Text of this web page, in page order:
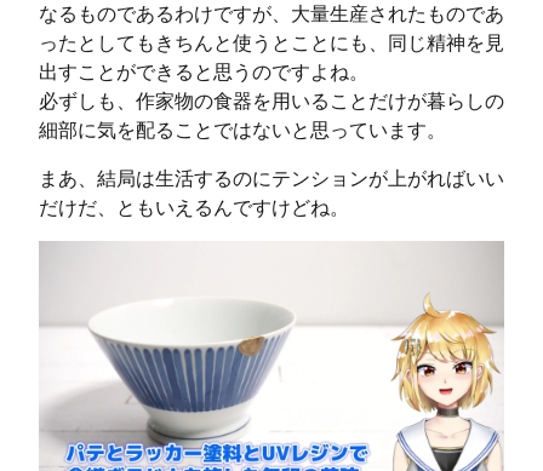
なるものであるわけですが、大量生産されたものであ
ったとしてもきちんと使うとことにも、同じ精神を見
出すことができると思うのですよね。
必ずしも、作家物の食器を用いることだけが暮らしの
細部に気を配ることではないと思っています。
まあ、結局は生活するのにテンションが上がればいい
だけだ、ともいえるんですけどね。